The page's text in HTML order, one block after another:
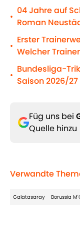
•
04 Jahre auf
Roman
•
Erster
Welcher
•
Bundesliga-
Saison 2026/27
Füg uns bei
Quelle hinzu
Verwandte
Galatasaray Borussia